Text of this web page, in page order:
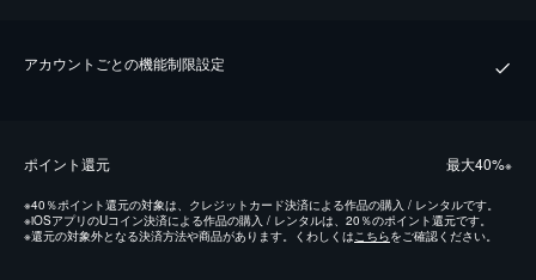
アカウントごとの機能制限設定
ポイント還元 最⼤40%※
※40％ポイント還元の対象は、クレジットカード決済による作品の購入 / レンタルです。
※iOSアプリのUコイン決済による作品の購入 / レンタルは、20％のポイント還元です。
※還元の対象外となる決済方法や商品があります。くわしくはこちらをご確認ください。